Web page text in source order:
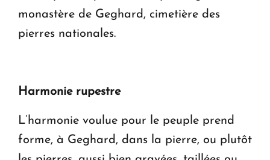
monastère de Geghard, cimetière des
pierres nationales.
Harmonie rupestre
L’harmonie voulue pour le peuple prend
forme, à Geghard, dans la pierre, ou plutôt